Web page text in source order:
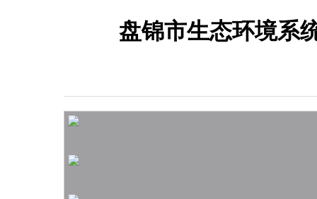
盘锦市生态环境系